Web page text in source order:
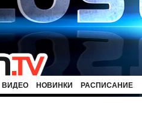
ВИДЕО НОВИНКИ РАСПИСАНИЕ